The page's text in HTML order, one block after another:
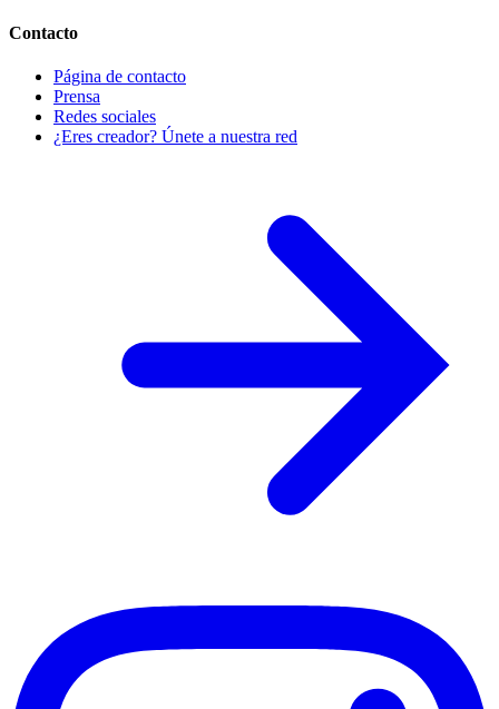
Contacto
Página de contacto
Prensa
Redes sociales
¿Eres creador? Únete a nuestra red